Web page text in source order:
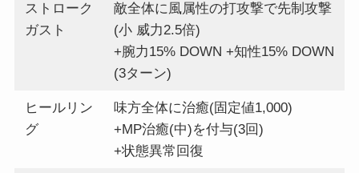
ストローク
ガスト
敵全体に風属性の打攻撃で先制攻撃
(小 威力2.5倍)
+腕力15% DOWN +知性15% DOWN
(3ターン)
ヒールリン
グ
味方全体に治癒(固定値1,000)
+MP治癒(中)を付与(3回)
+状態異常回復